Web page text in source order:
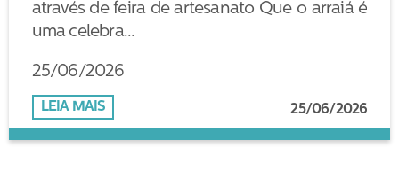
através de feira de artesanato Que o arraiá é
uma celebra...
25/06/2026
25/06/2026
LEIA MAIS